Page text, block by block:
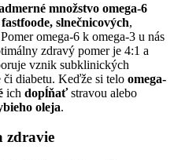
množstvo omega-6
slnečnicových,
omega-6 k omega-3 u nás
zdravý pomer je 4:1 a
vznik subklinických
či diabetu. Keďže si telo omega-
ich dopĺňaťstravou alebo
oleja.
zdravie